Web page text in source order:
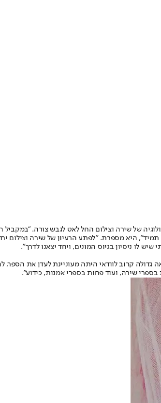
של שירה וצילום החל לאט לגבש צורה.
היא מספרת. "לפתע הרעיון של שירה
לו ניסיון בגיוס המונים, ויחד יצאנו לדרך".
גדולה קרוב לוודאי היתה מעוניינת לעדן את
שירה, ועוד פחות בספרי אמנות, כידוע".